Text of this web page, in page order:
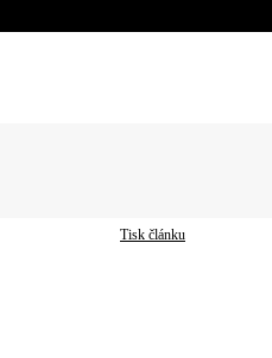
Tisk článku